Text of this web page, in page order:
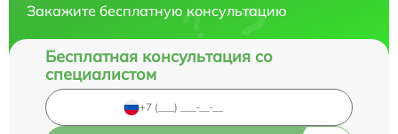
Закажите бесплатную консультацию
Бесплатная консультация со
специалистом